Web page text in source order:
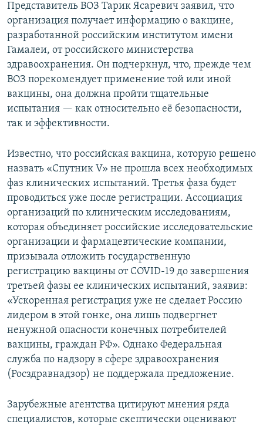
Представитель ВОЗ Тарик Ясаревич заявил, что
организация получает информацию о вакцине,
разработанной российским институтом имени
Гамалеи, от российского министерства
здравоохранения. Он подчеркнул, что, прежде чем
ВОЗ порекомендует применение той или иной
вакцины, она должна пройти тщательные
испытания — как относительно её безопасности,
так и эффективности. ​
Известно, что российская вакцина, которую решено
назвать «Спутник V» не прошла всех необходимых
фаз клинических испытаний. Третья фаза будет
проводиться уже после регистрации. Ассоциация
организаций по клиническим исследованиям,
которая объединяет российские исследовательские
организации и фармацевтические компании,
призывала отложить государственную
регистрацию вакцины от COVID-19 до завершения
третьей фазы ее клинических испытаний, заявив:
«Ускоренная регистрация уже не сделает Россию
лидером в этой гонке, она лишь подвергнет
ненужной опасности конечных потребителей
вакцины, граждан РФ».​ Однако Федеральная
служба по надзору в сфере здравоохранения
(Росздравнадзор) не поддержала предложение.
Зарубежные агентства цитируют мнения ряда
специалистов, которые скептически оценивают